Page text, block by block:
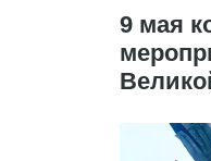
9 мая